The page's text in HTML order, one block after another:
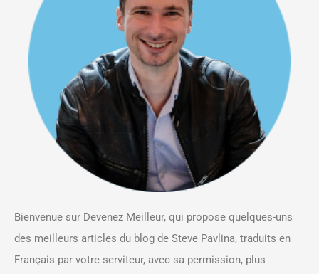
Bienvenue sur Devenez Meilleur, qui propose quelques-uns
des meilleurs articles du blog de Steve Pavlina, traduits en
Français par votre serviteur, avec sa permission, plus